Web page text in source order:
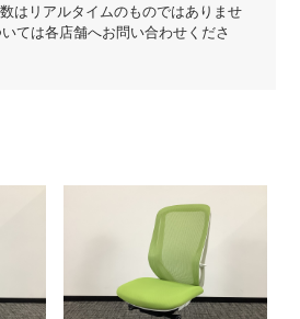
はリアルタイムのものではありませ
ては各店舗へお問い合わせくださ